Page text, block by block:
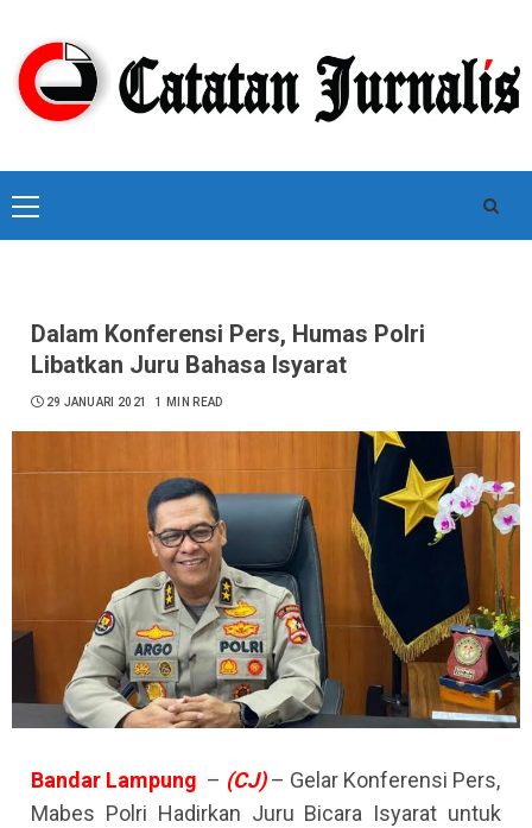
content
Primary
Menu
Dalam Konferensi Pers, Humas Polri
Libatkan Juru Bahasa Isyarat
29 JANUARI 2021 1 MIN READ
Bandar Lampung – (CJ)– Gelar Konferensi Pers,
Mabes Polri Hadirkan Juru Bicara Isyarat untuk